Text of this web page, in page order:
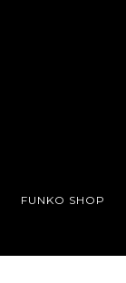
FUNKO SHOP